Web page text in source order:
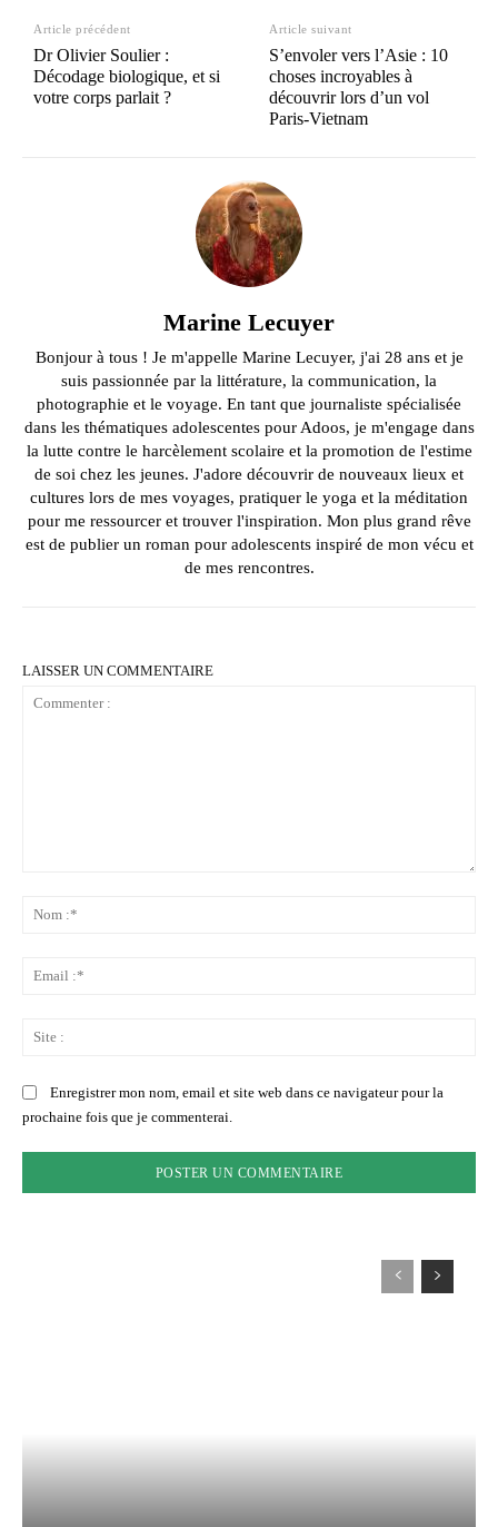
Article précédent
Dr Olivier Soulier :
Décodage biologique, et si
votre corps parlait ?
Article suivant
S’envoler vers l’Asie : 10
choses incroyables à
découvrir lors d’un vol
Paris-Vietnam
Marine Lecuyer
Bonjour à tous ! Je m'appelle Marine Lecuyer, j'ai 28 ans et je
suis passionnée par la littérature, la communication, la
photographie et le voyage. En tant que journaliste spécialisée
dans les thématiques adolescentes pour Adoos, je m'engage dans
la lutte contre le harcèlement scolaire et la promotion de l'estime
de soi chez les jeunes. J'adore découvrir de nouveaux lieux et
cultures lors de mes voyages, pratiquer le yoga et la méditation
pour me ressourcer et trouver l'inspiration. Mon plus grand rêve
est de publier un roman pour adolescents inspiré de mon vécu et
de mes rencontres.
LAISSER UN COMMENTAIRE
Enregistrer mon nom, email et site web dans ce navigateur pour la
prochaine fois que je commenterai.